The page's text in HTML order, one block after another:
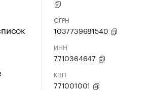
ОГРН
1037739681540
ИНН
7710364647
КПП
771001001